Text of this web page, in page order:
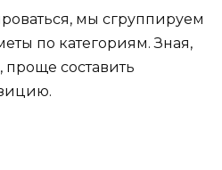
мы сгруппируем
по категориям. Зная,
проще составить